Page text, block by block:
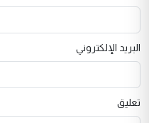
البريد الإلكتروني
تعليق